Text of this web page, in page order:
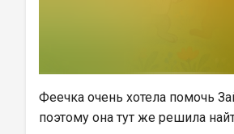
Феечка очень хотела помочь
поэтому она тут же решила